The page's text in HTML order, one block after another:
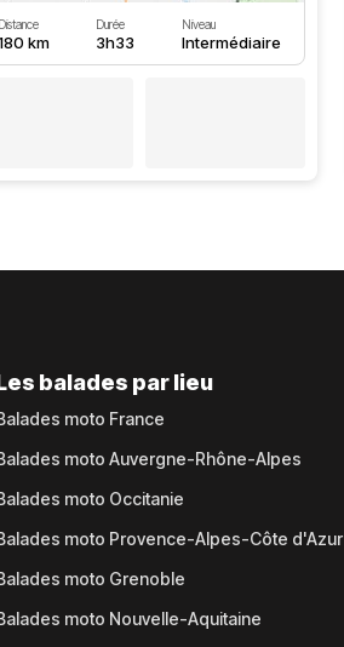
Distance
km
Durée
3h33
Niveau
Intermédiaire
balades par lieu
moto France
moto Auvergne-Rhône-Alpes
moto Occitanie
moto Provence-Alpes-Côte d'Azur
moto Grenoble
moto Nouvelle-Aquitaine